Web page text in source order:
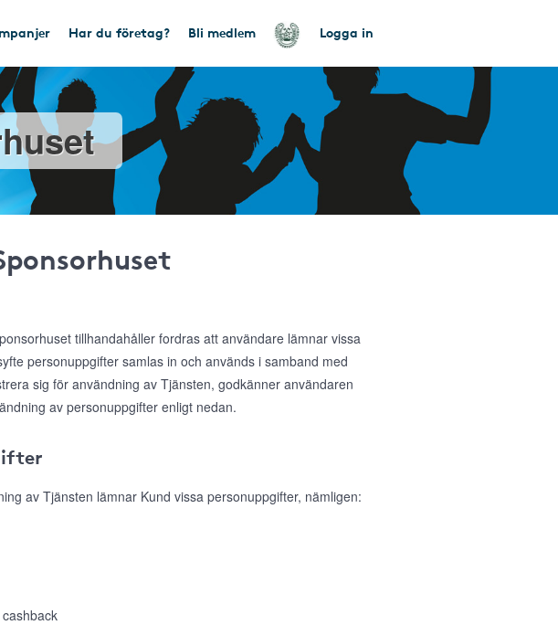
Har du företag? Bli medlem Logga in
tillhandahåller fordras att användare lämnar vissa
personuppgifter samlas in och används i samband med
sig för användning av Tjänsten, godkänner användaren
av personuppgifter enligt nedan.
av Tjänsten lämnar Kund vissa personuppgifter, nämligen: